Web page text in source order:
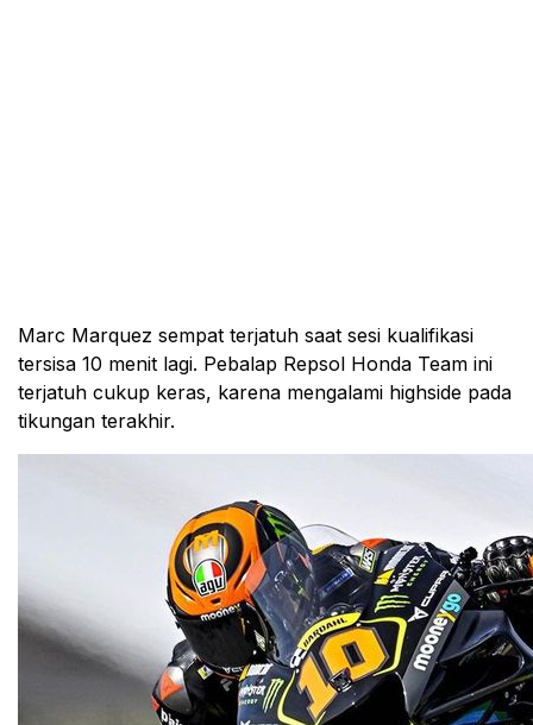
Marc Marquez sempat terjatuh saat sesi kualifikasi
tersisa 10 menit lagi. Pebalap Repsol Honda Team ini
terjatuh cukup keras, karena mengalami highside pada
tikungan terakhir.